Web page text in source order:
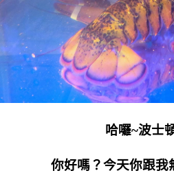
哈囉~波士
你好嗎？今天你跟我